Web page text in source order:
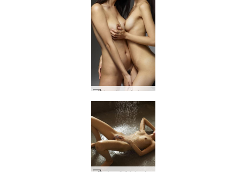
Konata un Lulu Kioto Geikos #72